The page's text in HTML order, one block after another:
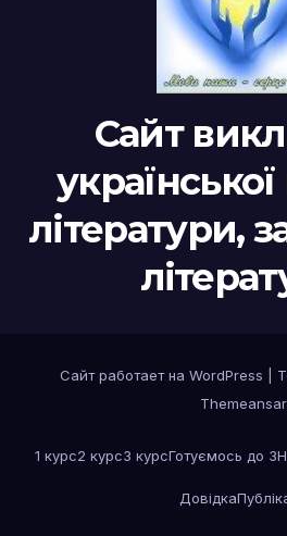
Сайт
літератури,
Сайт работает на WordPress
Themeansar
1 курс2 курс3 курсГотуємось до
Довідка